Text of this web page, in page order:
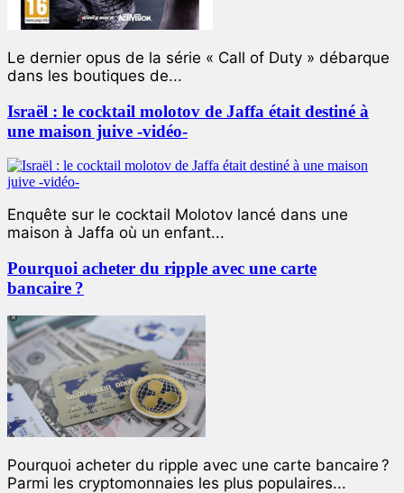
Le dernier opus de la série « Call of Duty » débarque
dans les boutiques de...
Israël : le cocktail molotov de Jaffa était destiné à
une maison juive -vidéo-
Enquête sur le cocktail Molotov lancé dans une
maison à Jaffa où un enfant...
Pourquoi acheter du ripple avec une carte
bancaire ?
Pourquoi acheter du ripple avec une carte bancaire ?
Parmi les cryptomonnaies les plus populaires...